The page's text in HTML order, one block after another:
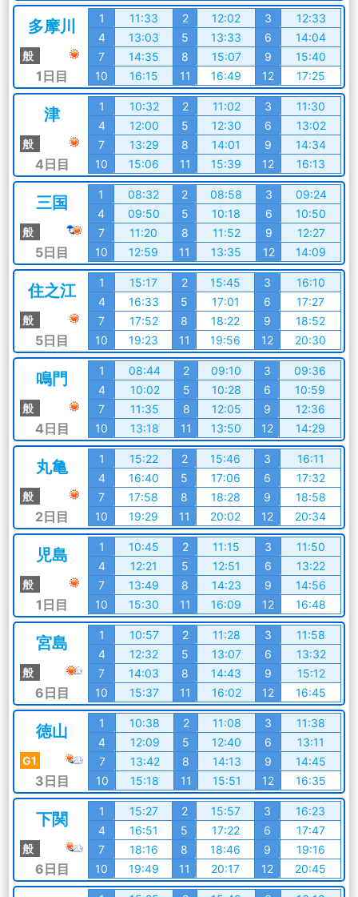
多摩川 1 11:33 2 12:02 3
12:33
4
13:03 5 13:33 6
14:04
7
14:35 8 15:07 9
15:40
10
16:15 11 16:49 12 17:25
般
1日目
津 1 10:32 2 11:02 3
11:30
4
12:00 5 12:30 6
13:02
7
13:29 8 14:01 9
14:34
10
15:06 11 15:39 12 16:13
般
4日目
三国 1 08:32 2 08:58 3
09:24
4
09:50 5 10:18 6
10:50
7
11:20 8 11:52 9
12:27
10
12:59 11 13:35 12 14:09
般
5日目
住之江 1 15:17 2 15:45 3
16:10
4
16:33 5 17:01 6
17:27
7
17:52 8 18:22 9
18:52
10
19:23 11 19:56 12 20:30
般
5日目
鳴門 1 08:44 2 09:10 3
09:36
4
10:02 5 10:28 6
10:59
7
11:35 8 12:05 9
12:36
10
13:18 11 13:50 12 14:29
般
4日目
丸亀 1 15:22 2 15:46 3
16:11
4
16:40 5 17:06 6
17:32
7
17:58 8 18:28 9
18:58
10
19:29 11 20:02 12 20:34
般
2日目
児島 1 10:45 2 11:15 3
11:50
4
12:21 5 12:51 6
13:22
7
13:49 8 14:23 9
14:56
10
15:30 11 16:09 12 16:48
般
1日目
宮島 1 10:57 2 11:28 3
11:58
4
12:32 5 13:07 6
13:32
7
14:03 8 14:43 9
15:12
10
15:37 11 16:02 12 16:45
般
6日目
徳山 1 10:38 2 11:08 3
11:38
4
12:09 5 12:40 6
13:11
7
13:42 8 14:13 9
14:45
10
15:18 11 15:51 12 16:35
G1
3日目
下関 1 15:27 2 15:57 3
16:23
4
16:51 5 17:22 6
17:47
7
18:16 8 18:46 9
19:16
10
19:49 11 20:17 12 20:45
般
6日目